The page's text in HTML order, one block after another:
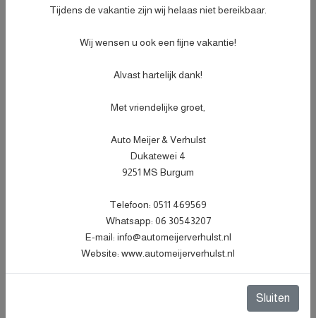
Kenteken NL N503XS
BTW of Marge
Marge
Datum eerste toelating
21-07-2015
134.655 KM
Station
Stof
Interieurkleur
Zwart
Aantal deuren
5
Tijdens de vakantie zijn wij helaas niet bereikbaar.
Wij wensen u ook een fijne vakantie!
Alvast hartelijk dank!
Met vriendelijke groet,
Auto Meijer & Verhulst
Dukatewei 4
9251 MS Burgum
Telefoon: 0511 469569
Whatsapp: 06 30543207
E-mail: info@automeijerverhulst.nl
Website: www.automeijerverhulst.nl
Sluiten